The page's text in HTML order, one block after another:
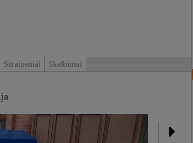
Straipsniai Skelbimai